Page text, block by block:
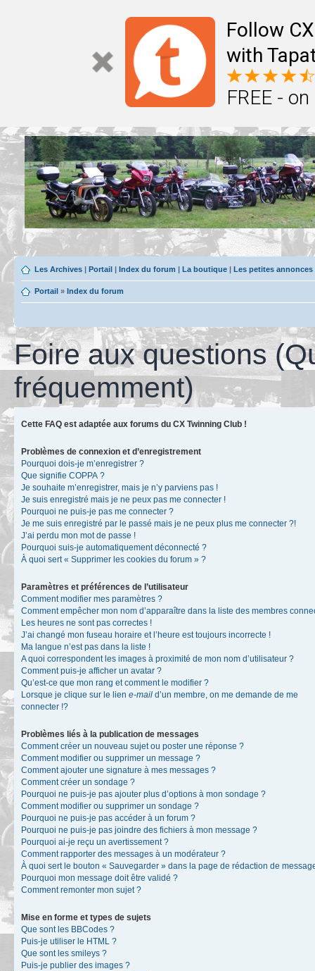
Follow
with
FREE -
Les Archives | Portail | Index du forum | La boutique | Les petites
Portail » Index du forum
Foire aux questions
fréquemment)
Cette FAQ est adaptée aux forums du CX Twinning Club !
Problèmes de connexion et d’enregistrement
Pourquoi dois-je m’enregistrer ?
Que signifie COPPA ?
Je souhaite m’enregistrer, mais je n’y parviens pas !
Je suis enregistré mais je ne peux pas me connecter !
Pourquoi ne puis-je pas me connecter ?
Je me suis enregistré par le passé mais je ne peux plus me connecter ?!
J’ai perdu mon mot de passe !
Pourquoi suis-je automatiquement déconnecté ?
À quoi sert « Supprimer les cookies du forum » ?
Paramètres et préférences de l’utilisateur
Comment modifier mes paramètres ?
Comment empêcher mon nom d’apparaître dans la liste des membres
Les heures ne sont pas correctes !
J’ai changé mon fuseau horaire et l’heure est toujours incorrecte !
Ma langue n’est pas dans la liste !
A quoi correspondent les images à proximité de mon nom d’utilisateur ?
Comment puis-je afficher un avatar ?
Qu’est-ce que mon rang et comment le modifier ?
Lorsque je clique sur le lien e-mail d’un membre, on me demande de me
connecter !?
Problèmes liés à la publication de messages
Comment créer un nouveau sujet ou poster une réponse ?
Comment modifier ou supprimer un message ?
Comment ajouter une signature à mes messages ?
Comment créer un sondage ?
Pourquoi ne puis-je pas ajouter plus d’options à mon sondage ?
Comment modifier ou supprimer un sondage ?
Pourquoi ne puis-je pas accéder à un forum ?
Pourquoi ne puis-je pas joindre des fichiers à mon message ?
Pourquoi ai-je reçu un avertissement ?
Comment rapporter des messages à un modérateur ?
À quoi sert le bouton « Sauvegarder » dans la page de rédaction de
Pourquoi mon message doit être validé ?
Comment remonter mon sujet ?
Mise en forme et types de sujets
Que sont les BBCodes ?
Puis-je utiliser le HTML ?
Que sont les smileys ?
Puis-je publier des images ?